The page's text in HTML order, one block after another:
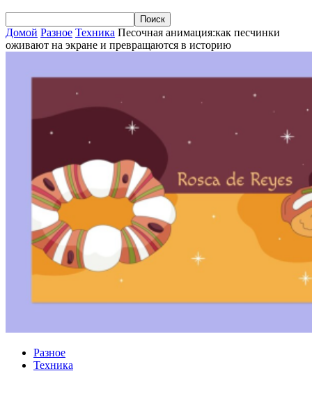
Домой Разное Техника Песочная анимация:как песчинки
оживают на экране и превращаются в историю
Разное
Техника